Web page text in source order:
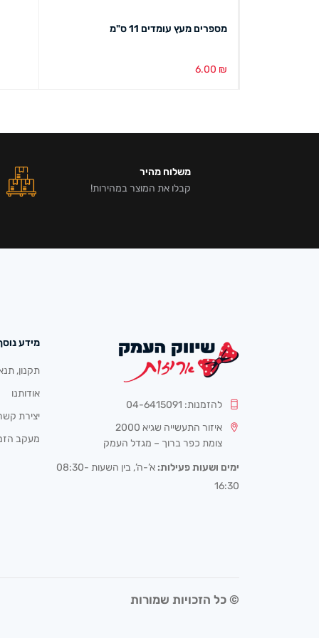
מספרים מעץ עומדים 11 ס"מ
6.00 ₪
משלוח מהיר
קבלו את המוצר במהירות!
להזמנות: 04-6415091
איזור התעשייה שגיא 2000
צומת כפר ברוך – מגדל העמק
ימים ושעות פעילות:
א’-ה’, בין השעות 08:30-
16:30
מידע
תקנון,
אודותנו
יצירת
מעקב
© כל הזכויות שמורות